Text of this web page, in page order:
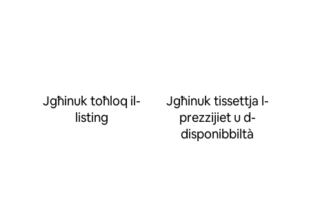
Jgħinuk toħloq il-
listing
Jgħinuk tissettja l-
prezzijiet u d-
disponibbiltà